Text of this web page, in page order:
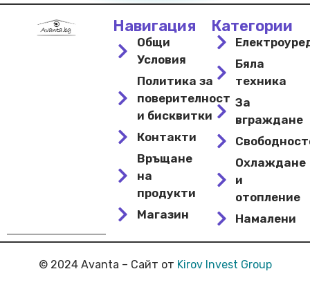
Навигация
Общи
Условия
Политика за
поверителност
и бисквитки
Контакти
Връщане
на
продукти
Магазин
Категории
Бяла
техника
За
вграждане
Охлаждане
и
отопление
Намалени
© 2024 Avanta – Сайт от Kirov Invest Group